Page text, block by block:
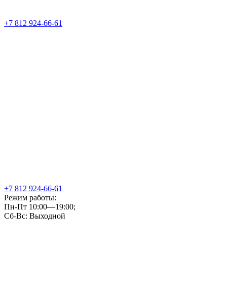
+7 812 924-66-61
+7 812 924-66-61
Режим работы:
Пн-Пт 10:00—19:00;
Сб-Вс: Выходной